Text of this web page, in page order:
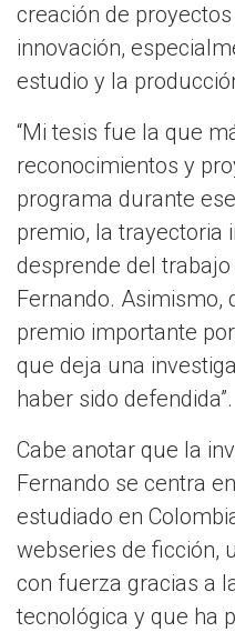
creación de
innovación,
estudio y la
“Mi tesis fue la que
reconocimientos y
programa durante
premio, la trayectoria
desprende del trabajo
Fernando. Asimismo,
premio importante
que deja una
haber sido defendida”.
Cabe anotar que la
Fernando se centra
estudiado en
webseries de ficción,
con fuerza gracias a
tecnológica y que ha